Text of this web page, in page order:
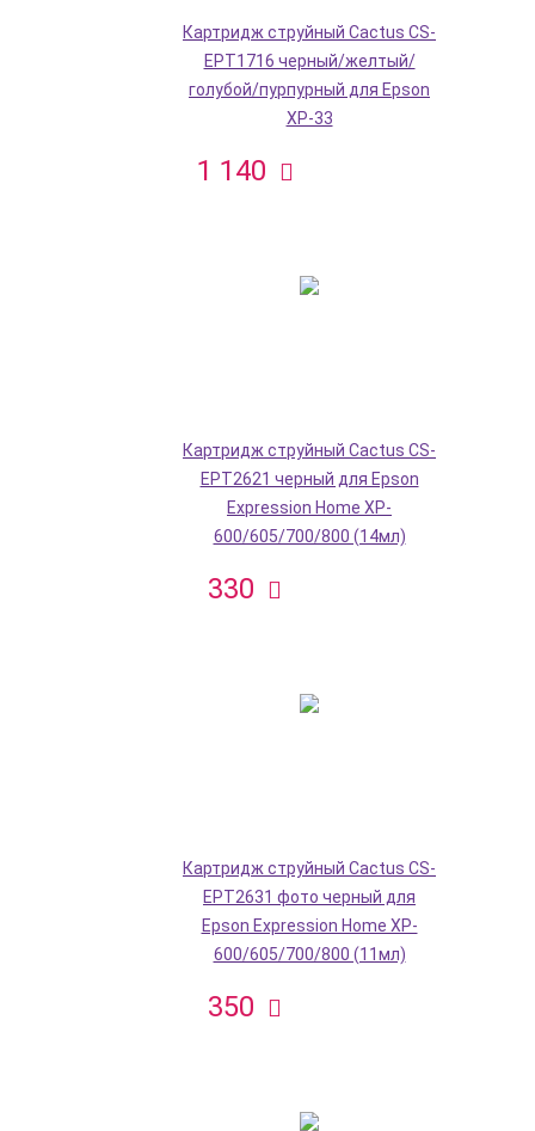
Картридж струйный Cactus CS-
EPT1716 черный/желтый/
голубой/пурпурный для Epson
XP-33
1 140
Картридж струйный Cactus CS-
EPT2621 черный для Epson
Expression Home XP-
600/605/700/800 (14мл)
330
Картридж струйный Cactus CS-
EPT2631 фото черный для
Epson Expression Home XP-
600/605/700/800 (11мл)
350